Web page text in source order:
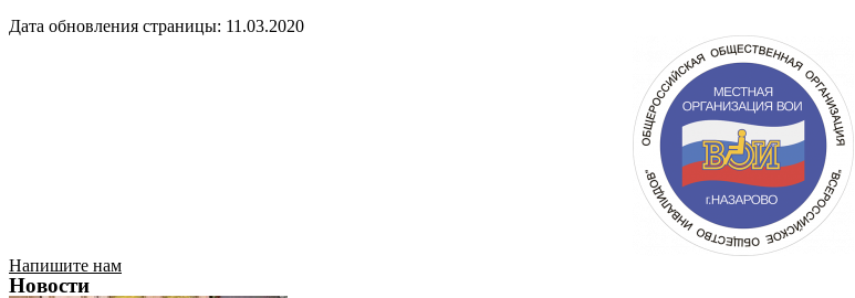
Дата обновления страницы: 11.03.2020
Напишите нам
Новости